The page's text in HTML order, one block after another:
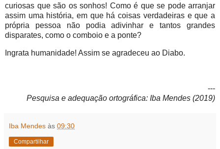
curiosas que são os sonhos! Como é que se pode arranjar
assim uma história, em que há coisas verdadeiras e que a
própria pessoa não podia adivinhar e tantos grandes
disparates, como o comboio e a ponte?
Ingrata humanidade! Assim se agradeceu ao Diabo.
---
Pesquisa e adequação ortográfica: Iba Mendes (2019)
Iba Mendes às 09:30
Compartilhar